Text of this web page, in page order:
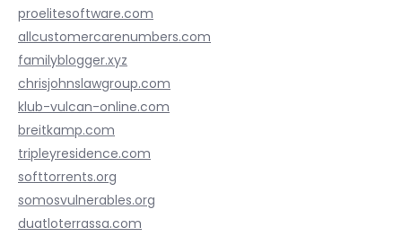
proelitesoftware.com
allcustomercarenumbers.com
familyblogger.xyz
chrisjohnslawgroup.com
klub-vulcan-online.com
breitkamp.com
tripleyresidence.com
softtorrents.org
somosvulnerables.org
duatloterrassa.com